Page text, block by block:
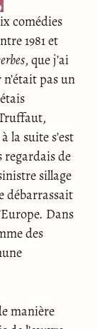
comédies
1981 et
, que j’ai
pas un
la suite s’est
regardais de
sillage
débarrassait
Dans
des
manière